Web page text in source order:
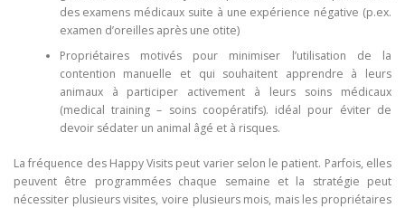
des examens médicaux suite à une expérience négative (p.ex.
examen d’oreilles après une otite)
Propriétaires motivés pour minimiser l’utilisation de la
contention manuelle et qui souhaitent apprendre à leurs
animaux à participer activement à leurs soins médicaux
(medical training – soins coopératifs). idéal pour éviter de
devoir sédater un animal âgé et à risques.
​La fréquence des Happy Visits peut varier selon le patient. Parfois, elles
peuvent être programmées chaque semaine et la stratégie peut
nécessiter plusieurs visites, voire plusieurs mois, mais les propriétaires